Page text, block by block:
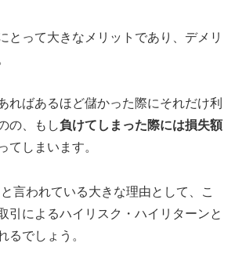
とって大きなメリットであり、デメリ
ればあるほど儲かった際にそれだけ利
の、もし負けてしまった際には損失額
てしまいます。
言われている大きな理由として、こ
引によるハイリスク・ハイリターンと
るでしょう。